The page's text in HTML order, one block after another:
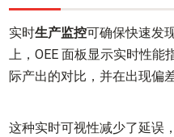
实时生产监控可确保快速发
上，OEE 面板显示实时性
际产出的对比，并在出现偏
这种实时可视性减少了延误